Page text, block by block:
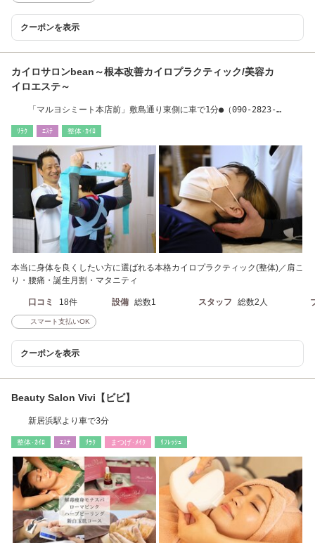
クーポンを表示
カイロサロンbean～根本改善カイロプラクティック/美容カ
イロエステ～
「マルヨシミート本店前」敷島通り東側に車で1分●（090-2823-
ﾘﾗｸ ｴｽﾃ 整体･ｶｲﾛ
本当に身体を良くしたい方に選ばれる本格カイロプラクティック(整体)／肩こ
り・腰痛・誕生月割・マタニティ
口コミ 18件 設備 総数1 スタッフ 総数2人
スマート支払いOK
クーポンを表示
Beauty Salon Vivi【ビビ】
新居浜駅より車で3分
整体･ｶｲﾛ ｴｽﾃ ﾘﾗｸ まつげ･ﾒｲｸ ﾘﾌﾚｯｼｭ